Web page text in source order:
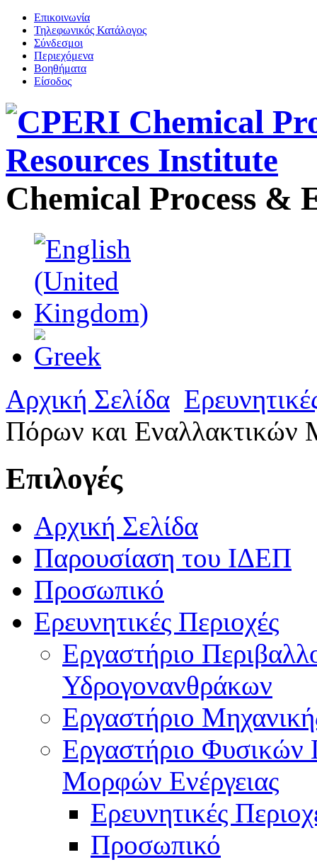
Επικοινωνία
Τηλεφωνικός Κατάλογος
Σύνδεσμοι
Περιεχόμενα
Βοηθήματα
Είσοδος
Chemical Process &
Αρχική Σελίδα
Πόρων και Εναλλακτικών
Επιλογές
Αρχική Σελίδα
Παρουσίαση του ΙΔΕΠ
Προσωπικό
Ερευνητικές Περιοχές
Εργαστήριο
Υδρογονανθράκων
Εργαστήριο
Εργαστήριο Φυσικών
Μορφών Ενέργειας
Ερευνητικές
Προσωπικό